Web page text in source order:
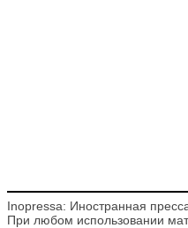
Inopressa: Иностранная
При любом использовании